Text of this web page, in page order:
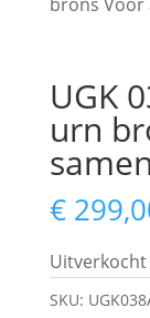
UGK
urn
samen
€
Uitverkocht
SKU: